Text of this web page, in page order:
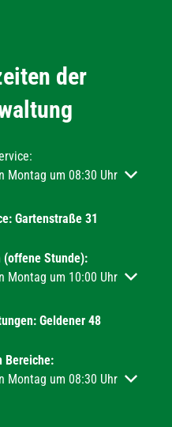
der
oder Schließzeiten
Montag um 08:30 Uhr
Gartenstraße 31
(offene Stunde):
oder Schließzeiten
Montag um 10:00 Uhr
Geldener 48
Bereiche:
oder Schließzeiten
Montag um 08:30 Uhr